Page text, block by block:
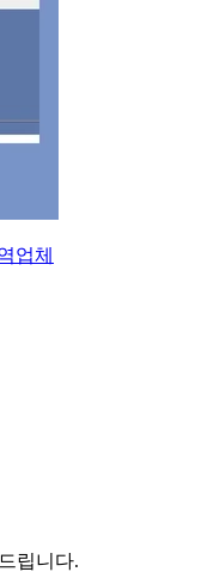
업체
립니다.